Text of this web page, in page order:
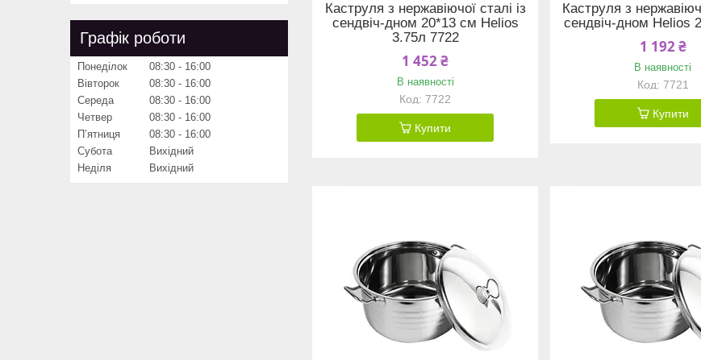
Каструля з нержавіючої сталі із
сендвіч-дном 20*13 см Helios
3.75л 7722
1 452 ₴
В наявності
7722
Купити
Каструля з
сендвіч-дном Helios
1 192 ₴
В наявності
7721
Купити
Графік роботи
Понеділок 08:30
16:00
Вівторок
08:30
16:00
Середа
08:30
16:00
Четвер
08:30
16:00
Пʼятниця
08:30
16:00
Субота
Вихідний
Неділя
Вихідний